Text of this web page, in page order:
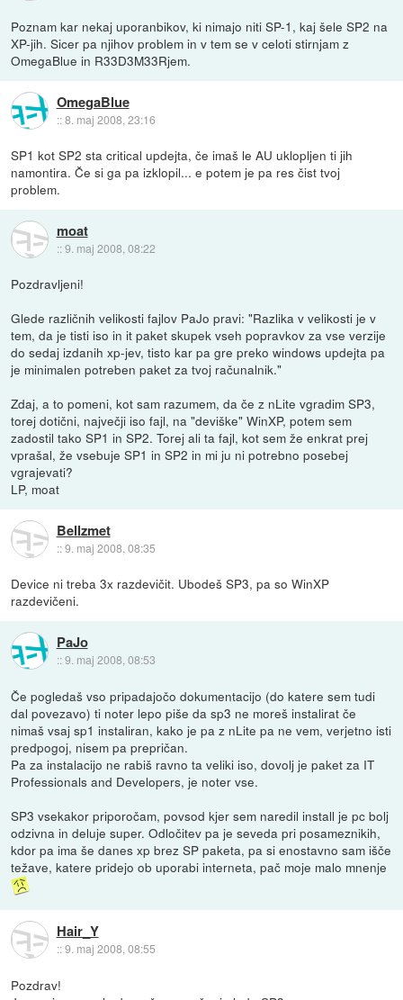
Poznam kar nekaj uporanbikov, ki nimajo niti SP-1, kaj šele SP2 na
XP-jih. Sicer pa njihov problem in v tem se v celoti stirnjam z
OmegaBlue in R33D3M33Rjem.
OmegaBlue
::8. maj 2008, 23:16
SP1 kot SP2 sta critical updejta, če imaš le AU uklopljen ti jih
namontira. Če si ga pa izklopil... e potem je pa res čist tvoj
problem.
moat
::9. maj 2008, 08:22
Pozdravljeni!
Glede različnih velikosti fajlov PaJo pravi: "Razlika v velikosti je v
tem, da je tisti iso in it paket skupek vseh popravkov za vse verzije
do sedaj izdanih xp-jev, tisto kar pa gre preko windows updejta pa
je minimalen potreben paket za tvoj računalnik."
Zdaj, a to pomeni, kot sam razumem, da če z nLite vgradim SP3,
torej dotični, največji iso fajl, na "deviške" WinXP, potem sem
zadostil tako SP1 in SP2. Torej ali ta fajl, kot sem že enkrat prej
vprašal, že vsebuje SP1 in SP2 in mi ju ni potrebno posebej
vgrajevati?
LP, moat
Bellzmet
::9. maj 2008, 08:35
Device ni treba 3x razdevičit. Ubodeš SP3, pa so WinXP
razdevičeni.
PaJo
::9. maj 2008, 08:53
Če pogledaš vso pripadajočo dokumentacijo (do katere sem tudi
dal povezavo) ti noter lepo piše da sp3 ne moreš instalirat če
nimaš vsaj sp1 instaliran, kako je pa z nLite pa ne vem, verjetno isti
predpogoj, nisem pa prepričan.
Pa za instalacijo ne rabiš ravno ta veliki iso, dovolj je paket za IT
Professionals and Developers, je noter vse.
SP3 vsekakor priporočam, povsod kjer sem naredil install je pc bolj
odzivna in deluje super. Odločitev pa je seveda pri posameznikih,
kdor pa ima še danes xp brez SP paketa, pa si enostavno sam išče
težave, katere pridejo ob uporabi interneta, pač moje malo mnenje
Hair_Y
::9. maj 2008, 08:55
Pozdrav!